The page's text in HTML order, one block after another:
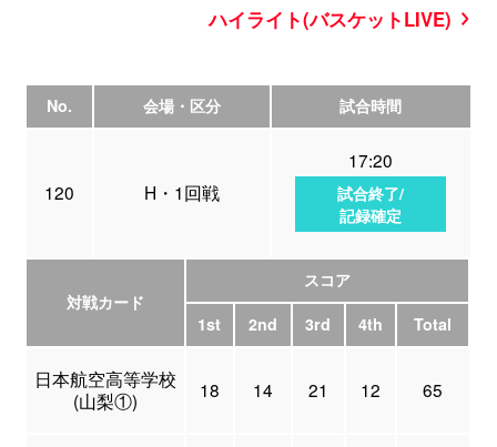
ハイライト(バスケットLIVE)
No. 会場・区分 試合時間
120 H・1回戦
17:20
試合終了/
記録確定
対戦カード
スコア
1st
2nd 3rd 4th Total
日本航空高等学校
(山梨①)
18 14 21 12 65